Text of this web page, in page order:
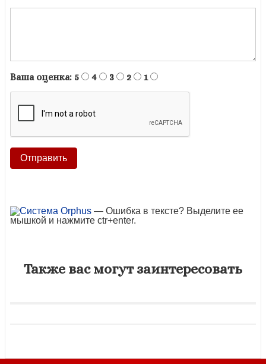
Ваша оценка: 5 4 3 2 1
— Ошибка в тексте? Выделите ее
мышкой и нажмите ctr+enter.
Также вас могут заинтересовать